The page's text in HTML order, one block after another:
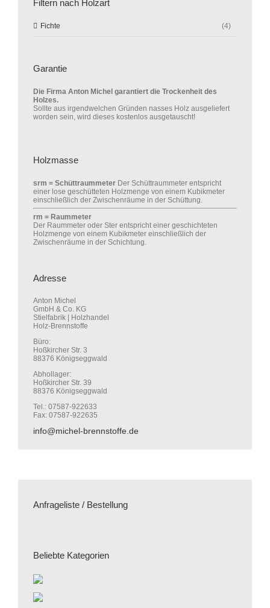
Filtern nach Holzart
Fichte (4)
Garantie
Die Firma Anton Michel garantiert die Trockenheit des
Holzes.
Sollte aus irgendwelchen Gründen nasses Holz ausgeliefert
worden sein, wird dieses kostenlos ausgetauscht!
Holzmasse
srm = Schüttraummeter Der Schüttraummeter entspricht
einer lose geschütteten Holzmenge von einem Kubikmeter
einschließlich der Zwischenräume in der Schüttung.
rm = Raummeter
Der Raummeter oder Ster entspricht einer geschichteten
Holzmenge von einem Kubikmeter einschließlich der
Zwischenräume in der Schichtung.
Adresse
Anton Michel
GmbH & Co. KG
Stielfabrik | Holzhandel
Holz-Brennstoffe
Büro:
Hoßkircher Str. 3
88376 Königseggwald
Abhollager:
Hoßkircher Str. 39
88376 Königseggwald
Tel.: 07587-922633
Fax: 07587-922635
info@michel-brennstoffe.de
Anfrageliste / Bestellung
Beliebte Kategorien